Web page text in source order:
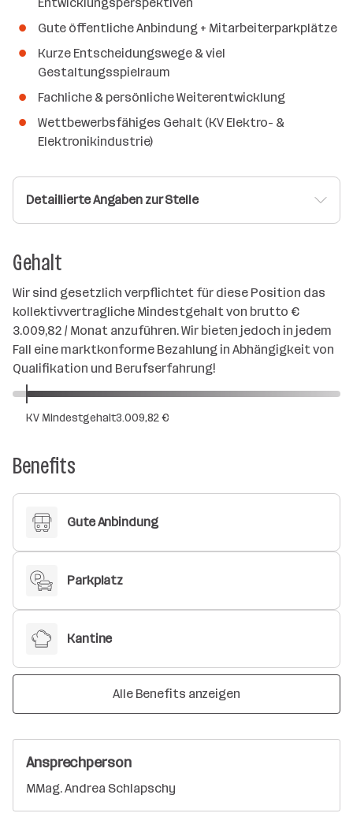
Gute öffentliche Anbindung + Mitarbeiterparkplätze
Kurze Entscheidungswege & viel
Gestaltungsspielraum
Fachliche & persönliche Weiterentwicklung
Wettbewerbsfähiges Gehalt (KV Elektro- &
Elektronikindustrie)
Detaillierte Angaben zur Stelle
Gehalt
Wir sind gesetzlich verpflichtet für diese Position das
kollektivvertragliche Mindestgehalt von brutto €
3.009,82 / Monat anzuführen. Wir bieten jedoch in jedem
Fall eine marktkonforme Bezahlung in Abhängigkeit von
Qualifikation und Berufserfahrung!
KV Mindestgehalt3.009,82 €
Benefits
Gute Anbindung
Parkplatz
Kantine
Alle Benefits anzeigen
Ansprechperson
MMag. Andrea Schlapschy